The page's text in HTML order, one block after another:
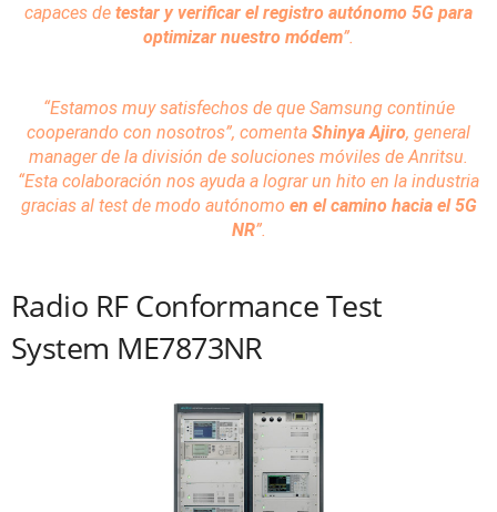
capaces de testar y verificar el registro autónomo 5G para
optimizar nuestro módem”.
“Estamos muy satisfechos de que Samsung continúe
cooperando con nosotros”, comenta Shinya Ajiro, general
manager de la división de soluciones móviles de Anritsu.
“Esta colaboración nos ayuda a lograr un hito en la industria
gracias al test de modo autónomo en el camino hacia el 5G
NR”.
Radio RF Conformance Test
System ME7873NR